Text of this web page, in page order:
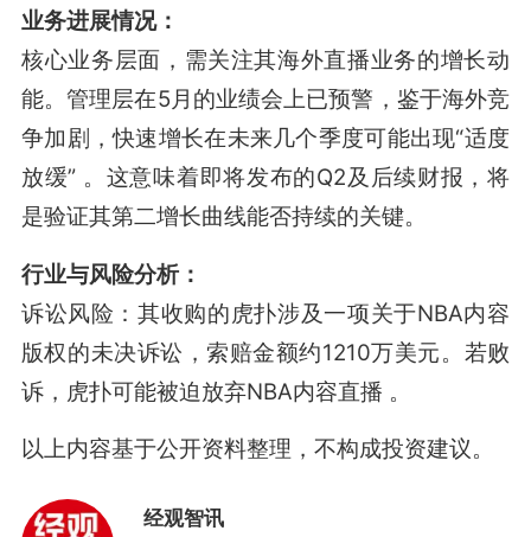
业务进展情况：
核心业务层面，需关注其海外直播业务的增长动
能。管理层在5月的业绩会上已预警，鉴于海外竞
争加剧，快速增长在未来几个季度可能出现“适度
放缓” 。这意味着即将发布的Q2及后续财报，将
是验证其第二增长曲线能否持续的关键。
行业与风险分析：
诉讼风险：其收购的虎扑涉及一项关于NBA内容
版权的未决诉讼，索赔金额约1210万美元。若败
诉，虎扑可能被迫放弃NBA内容直播 。
以上内容基于公开资料整理，不构成投资建议。
经观智讯